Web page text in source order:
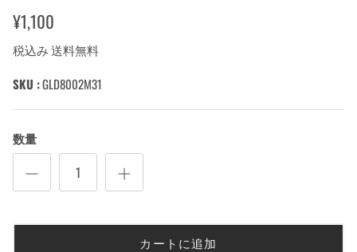
¥1,100
税込み 送料無料
SKU :GLD8002M31
数量
カートに追加